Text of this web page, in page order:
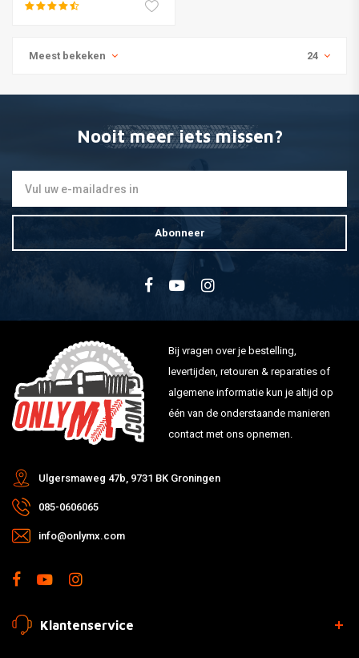
Meest bekeken 24
Nooit meer iets missen?
Abonneer
Bij vragen over je bestelling,
levertijden, retouren & reparaties of
algemene informatie kun je altijd op
één van de onderstaande manieren
contact met ons opnemen.
Ulgersmaweg 47b, 9731 BK Groningen
085-0606065
info@onlymx.com
Klantenservice